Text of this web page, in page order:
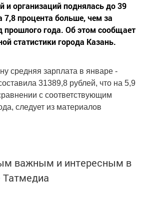
и организаций поднялась до 39
7,8 процента больше, чем за
прошлого года. Об этом сообщает
статистики города Казань.
средняя зарплата в январе -
31389,8 рублей, что на 5,9
с соответствующим
следует из материалов
важным и интересным в
Татмедиа